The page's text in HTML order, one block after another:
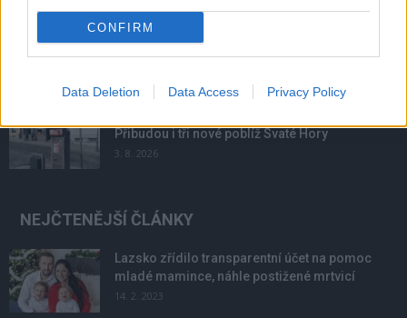
CONFIRM
Data Deletion Data Access Privacy Policy
Většina koupališť na Příbramsku nabízí výborné
podmínky. Horší voda je jen...
Přibudou i tři nové poblíž Svaté Hory
3. 8. 2026
NEJČTENĚJŠÍ ČLÁNKY
Lazsko zřídilo transparentní účet na pomoc
mladé mamince, náhle postižené mrtvicí
14. 2. 2023